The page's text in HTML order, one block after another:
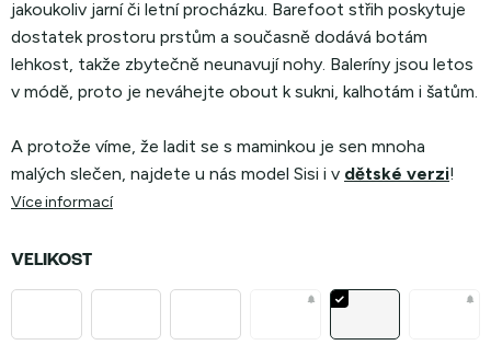
jakoukoliv jarní či letní procházku. Barefoot střih poskytuje
dostatek prostoru prstům a současně dodává botám
lehkost, takže zbytečně neunavují nohy. Baleríny jsou letos
v módě, proto je neváhejte obout k sukni, kalhotám i šatům.
A protože víme, že ladit se s maminkou je sen mnoha
malých slečen, najdete u nás model Sisi i v dětské verzi!
Více informací
VELIKOST